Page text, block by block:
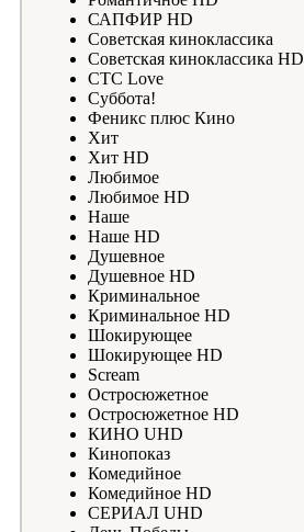
САПФИР HD
Советская киноклассика
Советская киноклассика HD
СТС Love
Суббота!
Феникс плюс Кино
Хит
Хит HD
Любимое
Любимое HD
Наше
Наше HD
Душевное
Душевное HD
Криминальное
Криминальное HD
Шокирующее
Шокирующее HD
Scream
Остросюжетное
Остросюжетное HD
КИНО UHD
Кинопоказ
Комедийное
Комедийное HD
СЕРИАЛ UHD